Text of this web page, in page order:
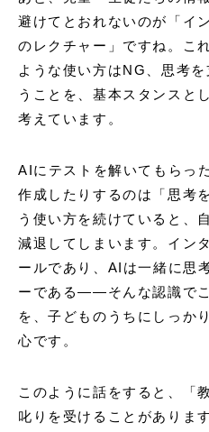
避けてとおれないのが「イ
のレクチャー」ですね。こ
ような使い方はNG、思考
うことを、基本スタンスと
考えています。
AIにテストを解いてもらっ
作成したりするのは「思考
う使い方を続けていると、
減退してしまいます。イン
ールであり、AIは一緒に思
ーである――そんな認識で
を、子どものうちにしっか
心です。
このように話をすると、「
叱りを受けることがありま